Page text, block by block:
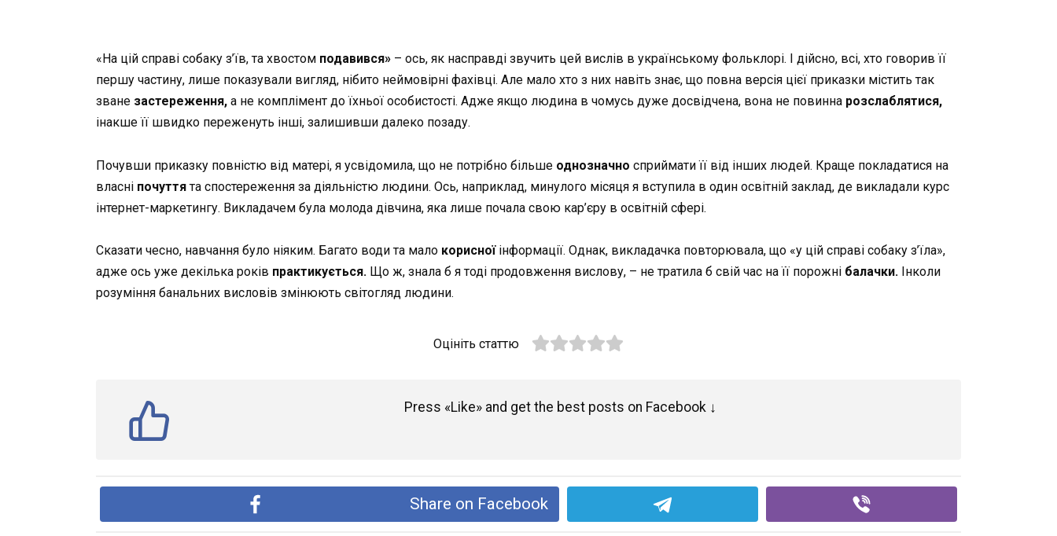
«На цій справі собаку з’їв, та хвостом подавився» – ось, як насправді звучить цей вислів в українському фольклорі. І дійсно, всі, хто говорив її
першу частину, лише показували вигляд, нібито неймовірні фахівці. Але мало хто з них навіть знає, що повна версія цієї приказки містить так
зване застереження, а не комплімент до їхньої особистості. Адже якщо людина в чомусь дуже досвідчена, вона не повинна розслаблятися,
інакше її швидко переженуть інші, залишивши далеко позаду.
Почувши приказку повністю від матері, я усвідомила, що не потрібно більше однозначно сприймати її від інших людей. Краще покладатися на
власні почуття та спостереження за діяльністю людини. Ось, наприклад, минулого місяця я вступила в один освітній заклад, де викладали курс
інтернет-маркетингу. Викладачем була молода дівчина, яка лише почала свою кар’єру в освітній сфері.
Сказати чесно, навчання було ніяким. Багато води та мало корисноїінформації. Однак, викладачка повторювала, що «у цій справі собаку з’їла»,
адже ось уже декілька років практикується. Що ж, знала б я тоді продовження вислову, – не тратила б свій час на її порожні балачки. Інколи
розуміння банальних висловів змінюють світогляд людини.
Оцініть статтю
Press «Like» and get the best posts on Facebook ↓
Share on Facebook